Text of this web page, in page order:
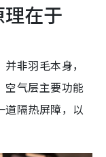
在于
非羽毛本身，
气层主要功能
隔热屏障，以